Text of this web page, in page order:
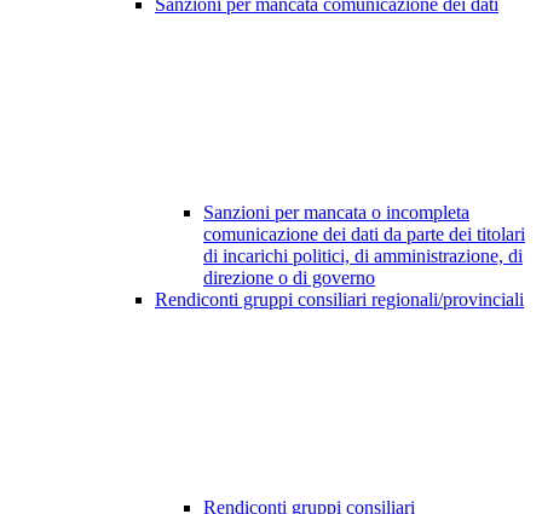
Sanzioni per mancata comunicazione dei dati
Sanzioni per mancata o incompleta
comunicazione dei dati da parte dei titolari
di incarichi politici, di amministrazione, di
direzione o di governo
Rendiconti gruppi consiliari regionali/provinciali
Rendiconti gruppi consiliari